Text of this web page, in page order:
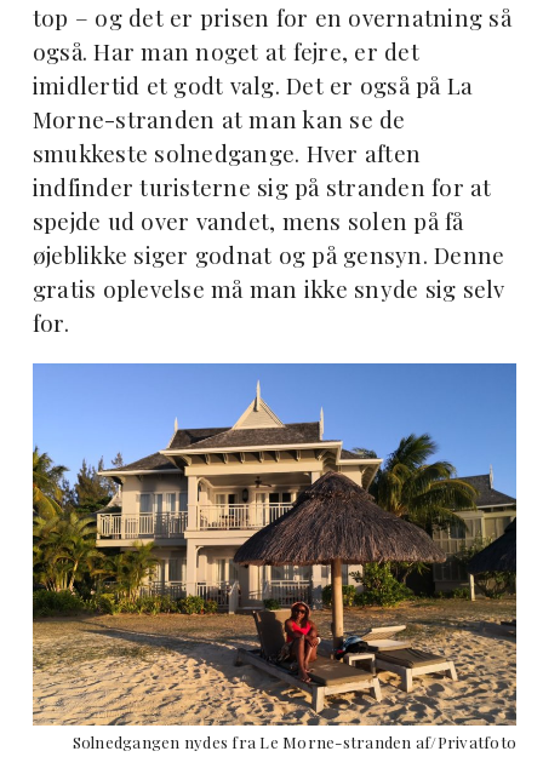
top – og det er prisen for en overnatning så
også. Har man noget at fejre, er det
imidlertid et godt valg. Det er også på La
Morne-stranden at man kan se de
smukkeste solnedgange. Hver aften
indfinder turisterne sig på stranden for at
spejde ud over vandet, mens solen på få
øjeblikke siger godnat og på gensyn. Denne
gratis oplevelse må man ikke snyde sig selv
for.
Solnedgangen nydes fra Le Morne-stranden af/Privatfoto